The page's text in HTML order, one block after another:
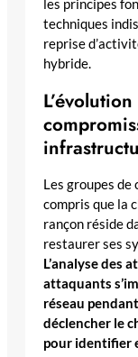
les principes
techniques
reprise
hybride.
Les groupes
compris que la
rançon réside
restaurer ses
L’analyse des
attaquants
réseau
déclencher le
pour identifier